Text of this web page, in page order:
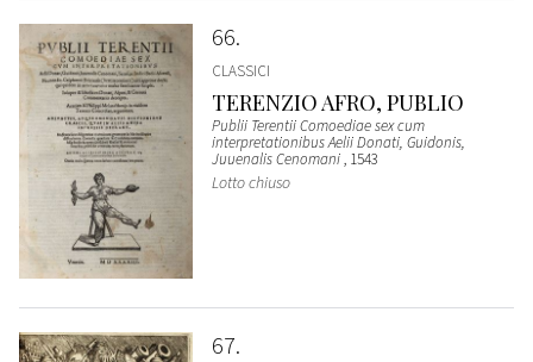
66
CLASSICI
TERENZIO AFRO, PUBLIO
Publii Terentii Comoediae sex cum
interpretationibus Aelii Donati, Guidonis,
Juuenalis Cenomani, 1543
Lotto chiuso
67